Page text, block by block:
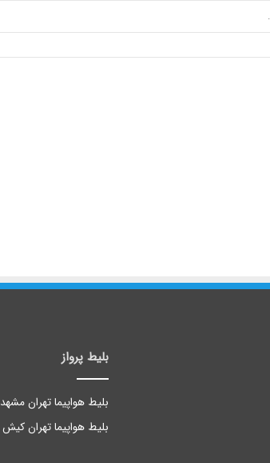
بلیط پرواز
بلیط هواپیما تهران مشهد
بلیط هواپیما تهران کیش